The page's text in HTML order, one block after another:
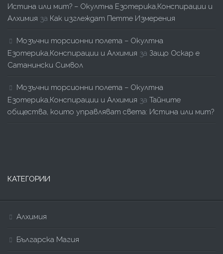
Истина или мит? – Окултна Езотерика,Конспирации и
Алхимия за Как изглеждат Петте Измерения
Мозъчни торсионни полета – Окултна
Езотерика,Конспирации и Алхимия за Защо Оскар е
Сатанински Символ
Мозъчни торсионни полета – Окултна
Езотерика,Конспирации и Алхимия за Тайните
общества, които управляват света: Истина или мит?
КАТЕГОРИИ
Алхимия
Българска Магия